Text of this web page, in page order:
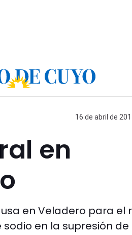
16 de abril de
en
en Veladero para el
en la supresión de